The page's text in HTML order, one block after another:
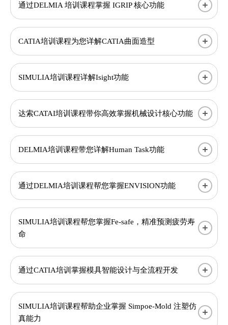
通过DELMIA 培训课程掌握 IGRIP 核心功能
CATIA培训课程为您详解CATIA曲面造型
SIMULIA培训课程详解Isight功能
达索CATAI培训课程带你高效掌握机械设计核心功能
DELMIA培训课程带您详解Human Task功能
通过DELMIA培训课程帮您掌握ENVISION功能
SIMULIA培训课程帮您掌握Fe-safe，精准预测疲劳寿
命
通过CATIA培训掌握模具智能设计与全流程开发
SIMULIA培训课程帮助企业掌握 Simpoe-Mold 注塑仿
真能力